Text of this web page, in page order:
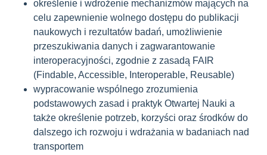
określenie i wdrożenie mechanizmów mających na
celu zapewnienie wolnego dostępu do publikacji
naukowych i rezultatów badań, umożliwienie
przeszukiwania danych i zagwarantowanie
interoperacyjności, zgodnie z zasadą FAIR
(Findable, Accessible, Interoperable, Reusable)
wypracowanie wspólnego zrozumienia
podstawowych zasad i praktyk Otwartej Nauki a
także określenie potrzeb, korzyści oraz środków do
dalszego ich rozwoju i wdrażania w badaniach nad
transportem